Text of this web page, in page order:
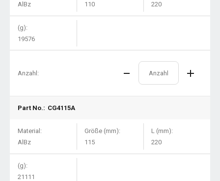
AlBz
110
220
(g):
19576
Anzahl:
Part No.: CG4115A
Material:
AlBz
Größe (mm):
115
L (mm):
220
(g):
21111